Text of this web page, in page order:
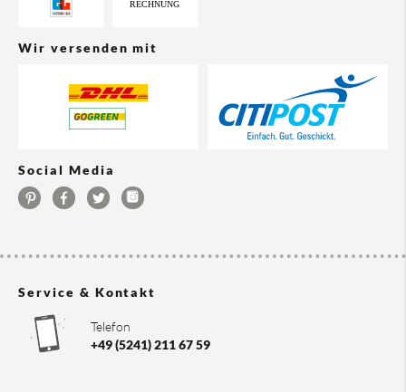
Wir versenden mit
Social Media
Service & Kontakt
Telefon
+49 (5241) 211 67 59